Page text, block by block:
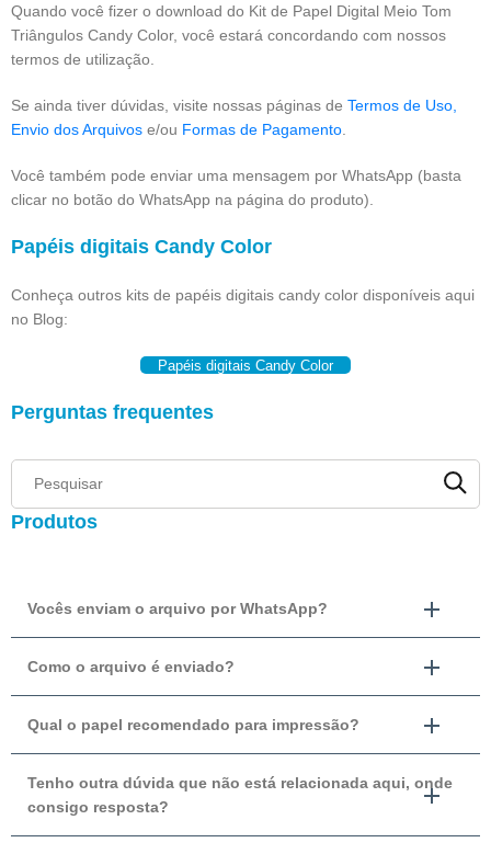
Quando você fizer o download do Kit de Papel Digital Meio Tom
Triângulos Candy Color, você estará concordando com nossos
termos de utilização.
Se ainda tiver dúvidas, visite nossas páginas de Termos de Uso,
Envio dos Arquivos e/ou Formas de Pagamento
Você também pode enviar uma mensagem por WhatsApp (basta
clicar no botão do WhatsApp na página do produto).
Papéis digitais Candy Color
Conheça outros kits de papéis digitais candy color disponíveis aqui
no Blog:
Papéis digitais Candy Color
Perguntas frequentes
Produtos
Vocês enviam o arquivo por WhatsApp?
Como o arquivo é enviado?
Qual o papel recomendado para impressão?
Tenho outra dúvida que não está relacionada aqui, onde
consigo resposta?